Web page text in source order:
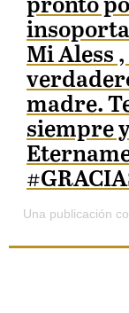
pronto
Mi Aless
madre.
siempre
Una publicación